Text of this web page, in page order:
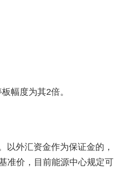
幅度为其2倍。
外汇资金作为保证金的，
准价，目前能源中心规定可